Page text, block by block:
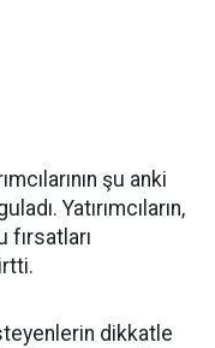
şu anki
Yatırımcıların,
fırsatları
dikkatle